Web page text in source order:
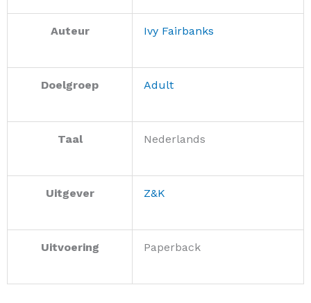
Auteur Ivy Fairbanks
Doelgroep Adult
Taal Nederlands
Uitgever Z&K
Uitvoering Paperback